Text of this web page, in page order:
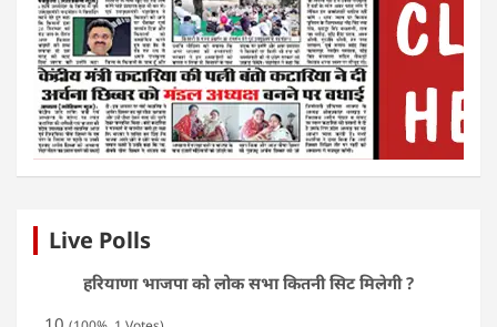
Live Polls
हरियाणा भाजपा को लोक सभा कितनी सिट मिलेगी ?